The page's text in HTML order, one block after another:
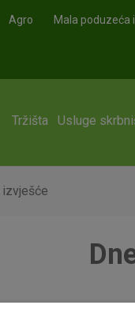
Agro Mala poduzeća
Tržišta Usluge
izvješće